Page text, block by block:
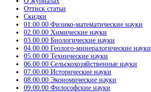
Оттиск статьи
Скидки
01.00.00 Физико-математические науки
02.00.00 Химические науки
03.00.00 Биологические науки
04.00.00 Геолого-минералогические науки
05.00.00 Технические науки
06.00.00 Сельскохозяйственные науки
07.00.00 Исторические науки
08.00.00 Экономические науки
09.00.00 Философские науки